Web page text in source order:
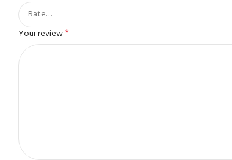
Your review*